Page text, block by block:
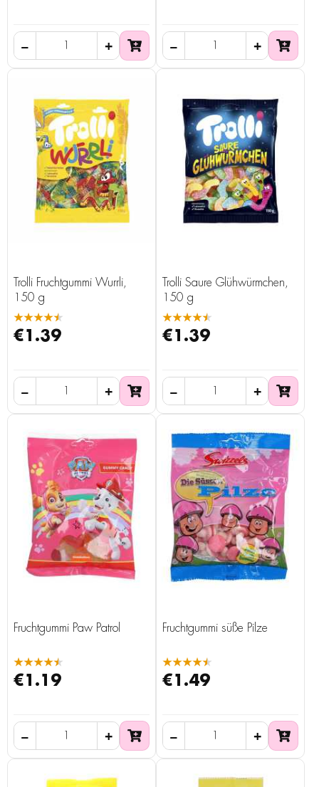
Trolli Fruchtgummi Wurrli,
150 g
★★★★★
€1.39
Trolli Saure Glühwürmchen,
150 g
★★★★★
€1.39
Fruchtgummi Paw Patrol
★★★★★
€1.19
Fruchtgummi süße Pilze
★★★★★
€1.49